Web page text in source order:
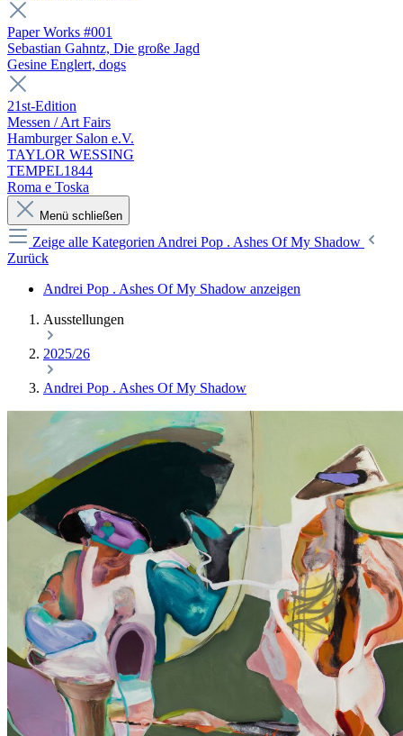
Paper Works #001
Sebastian Gahntz, Die große Jagd
Gesine Englert, dogs
21st-Edition
Messen / Art Fairs
Hamburger Salon e.V.
TAYLOR WESSING
TEMPEL1844
Roma e Toska
Menü schließen
Zeige alle Kategorien Andrei Pop . Ashes Of My Shadow
Zurück
Andrei Pop . Ashes Of My Shadow anzeigen
Ausstellungen
2025/26
Andrei Pop . Ashes Of My Shadow